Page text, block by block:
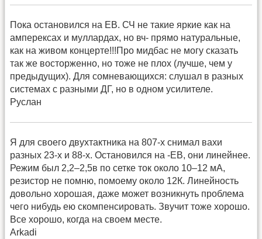
Пока остановился на ЕВ. СЧ не такие яркие как на
амперексах и муллардах, но вч- прямо натуральные,
как на живом концерте!!!Про мидбас не могу сказать
так же восторженно, но тоже не плох (лучше, чем у
предыдущих). Для сомневающихся: слушал в разных
системах с разными ДГ, но в одном усилителе.
Руслан
Я для своего двухтактника на 807-х снимал вахи
разных 23-х и 88-х. Остановился на -ЕВ, они линейнее.
Режим был 2,2–2,5в по сетке ток около 10–12 мА,
резистор не помню, помоему около 12К. Линейность
довольно хорошая, даже может возникнуть проблема
чего нибудь ею скомпенсировать. Звучит тоже хорошо.
Все хорошо, когда на своем месте.
Arkadi